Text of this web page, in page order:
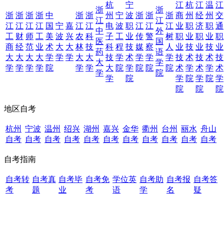
浙
江
工
商
大
学
浙
江
财
经
大
学
浙
江
师
范
大
学
浙
江
工
业
大
学
中
国
美
术
学
院
宁
波
大
学
嘉
兴
大
学
浙
江
农
林
大
学
浙
江
科
技
大
学
浙
江
中
医
药
大
学
杭
州
电
子
科
技
大
学
宁
波
工
程
学
院
宁
波
职
业
技
术
学
院
浙
江
传
媒
学
院
浙
江
警
察
学
院
浙
江
外
国
语
学
院
浙
江
树
人
学
院
江
商
业
职
业
技
术
学
院
杭
州
职
业
技
术
学
院
江
经
济
职
业
技
术
学
院
温
州
职
业
技
术
学
院
江
交
通
职
业
技
术
学
院
地区自考
杭州
自考
宁波
自考
温州
自考
绍兴
自考
湖州
自考
嘉兴
自考
金华
自考
衢州
自考
台州
自考
丽水
自考
舟山
自考
自考指南
自考转
考
自考真
题
自考毕
业
自考免
考
学位英
语
自考助
学
自考报
名
自考答
疑